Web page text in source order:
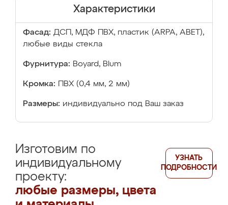
Характеристики
Фасад: ДСП, МДФ ПВХ, пластик (ARPA, ABET),
любые виды стекла
Фурнитура: Boyard, Blum
Кромка: ПВХ (0,4 мм, 2 мм)
Размеры: индивидуально под Ваш заказ
Изготовим по
индивидуальному
проекту:
любые размеры, цвета
УЗНАТЬ
ПОДРОБНОСТИ